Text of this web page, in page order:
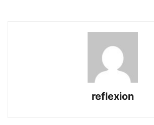
reflexion